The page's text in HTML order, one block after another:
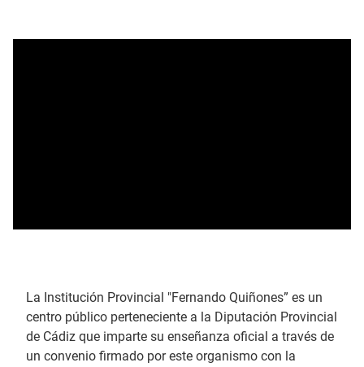
La Institución Provincial "Fernando Quiñones” es un
centro público perteneciente a la Diputación Provincial
de Cádiz que imparte su enseñanza oficial a través de
un convenio firmado por este organismo con la